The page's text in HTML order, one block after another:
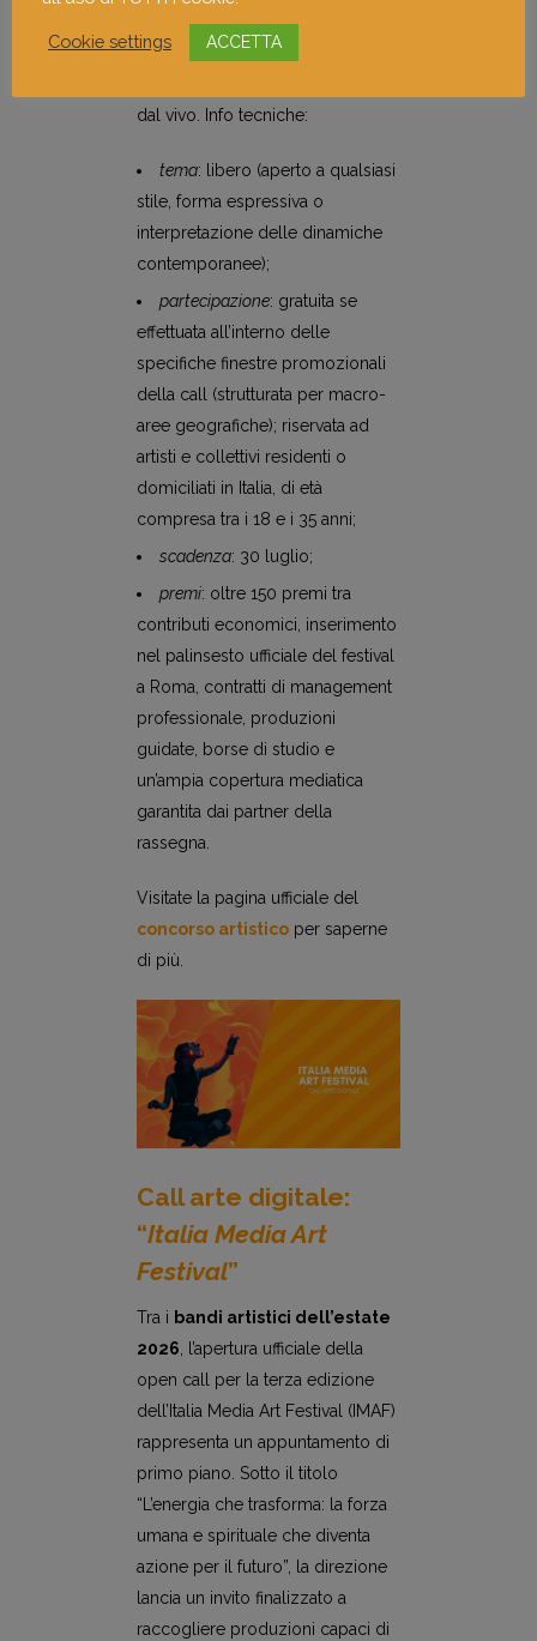
l’indagine sulle complessità della
società moderna attraverso una
dal vivo. Info tecniche:
tema: libero (aperto a qualsiasi
stile, forma espressiva o
interpretazione delle dinamiche
contemporanee);
partecipazione: gratuita se
effettuata all’interno delle
specifiche finestre promozionali
della call (strutturata per macro-
aree geografiche); riservata ad
artisti e collettivi residenti o
domiciliati in Italia, di età
compresa tra i 18 e i 35 anni;
scadenza: 30 luglio;
premi: oltre 150 premi tra
contributi economici, inserimento
nel palinsesto ufficiale del festival
a Roma, contratti di management
professionale, produzioni
guidate, borse di studio e
un’ampia copertura mediatica
garantita dai partner della
rassegna.
Visitate la pagina ufficiale del
concorso artisticoper saperne
di più.
Call arte digitale:
“Italia Media Art
Festival”
Tra i bandi artistici dell’estate
2026 , l’apertura ufficiale della
open call per la terza edizione
dell’Italia Media Art Festival (IMAF)
rappresenta un appuntamento di
primo piano. Sotto il titolo
“L’energia che trasforma: la forza
umana e spirituale che diventa
azione per il futuro”, la direzione
lancia un invito finalizzato a
raccogliere produzioni capaci di
Cookie settings ACCETTA